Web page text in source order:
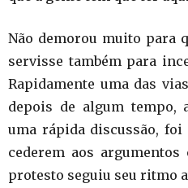
Não demorou muito para
servisse também para
Rapidamente uma das
depois de algum tempo,
uma rápida discussão,
cederem aos
protesto seguiu seu ritmo